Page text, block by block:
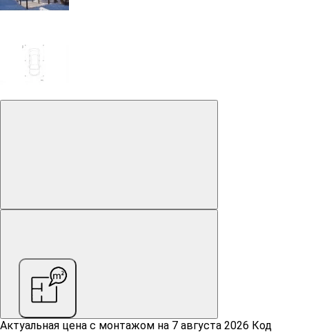
Актуальная цена c монтажом на 7 августа 2026 Код